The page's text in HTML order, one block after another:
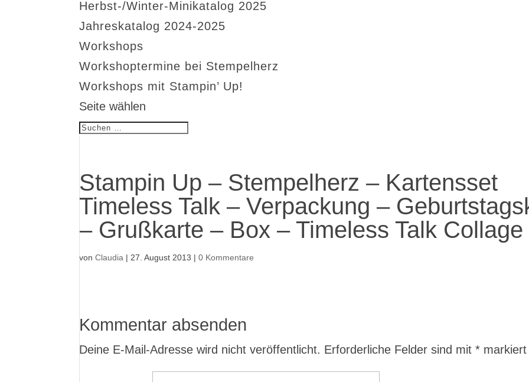
Herbst-/Winter-Minikatalog 2025
Jahreskatalog 2024-2025
Workshops
Workshoptermine bei Stempelherz
Workshops mit Stampin’ Up!
Seite wählen
Stampin Up – Stempelherz – Kartensset
Timeless Talk – Verpackung –
– Grußkarte – Box – Timeless Talk
vonClaudia | 27. August 2013 |0 Kommentare
Kommentar absenden
Deine E-Mail-Adresse wird nicht veröffentlicht. Erforderliche Felder sind mit* markiert